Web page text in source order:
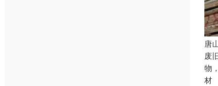
唐
废
物
材